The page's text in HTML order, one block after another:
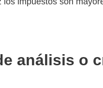
análisis o